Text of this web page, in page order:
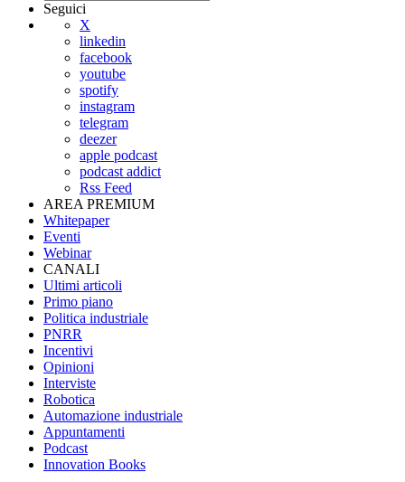
Seguici
X
linkedin
facebook
youtube
spotify
instagram
telegram
deezer
apple podcast
podcast addict
Rss Feed
AREA PREMIUM
Whitepaper
Eventi
Webinar
CANALI
Ultimi articoli
Primo piano
Politica industriale
PNRR
Incentivi
Opinioni
Interviste
Robotica
Automazione industriale
Appuntamenti
Podcast
Innovation Books